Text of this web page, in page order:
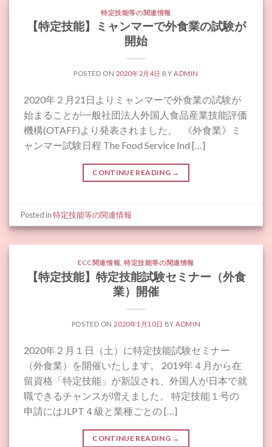
特定技能等の関連情報
【特定技能】ミャンマーで外食業の試験が
開始
POSTED ON 2020年2月4日 BYADMIN
2020年２月21日よりミャンマーで外食業の試験が
始まることが一般社団法人外国人食品産業技能評価
機構(OTAFF)より発表されました。 《外食業》ミ
ャンマー試験日程 The Food Service Ind […]
CONTINUE READING →
Posted in特定技能等の関連情報
ECC関連情報 ,特定技能等の関連情報
【特定技能】特定技能試験セミナー（外食
業）開催
POSTED ON 2020年1月10日 BYADMIN
2020年２月１日（土）に特定技能試験セミナー
（外食業）を開催いたします。 2019年４月から在
留資格「特定技能」が新設され、外国人が日本で就
職できるチャンスが増えました。 特定技能１号の
申請にはJLPT４級と業種ごとの […]
CONTINUE READING →